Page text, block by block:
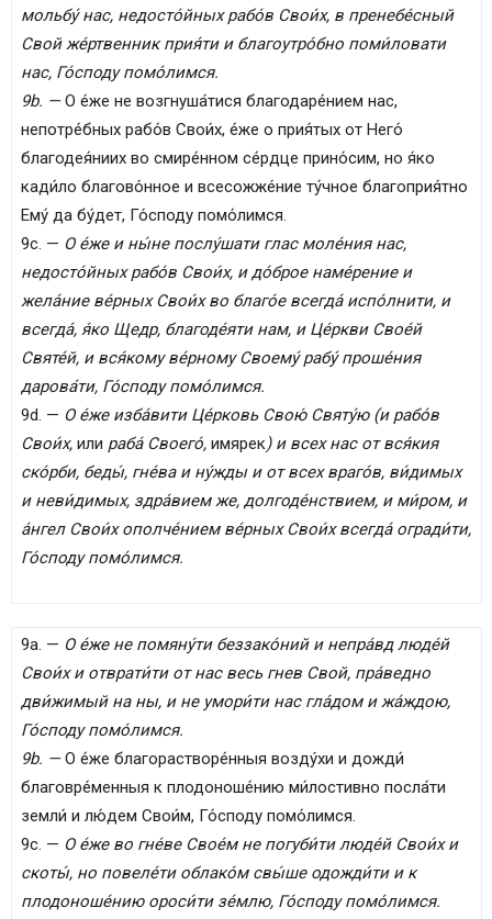
мольбу́ нас, недосто́йных рабо́в Свои́х, в пренебе́сный
Свой же́ртвенник прия́ти и благоутро́бно поми́ловати
нас, Го́споду помо́лимся.
9b. —О е́же не возгнуша́тися благодаре́нием нас,
непотре́бных рабо́в Свои́х, е́же о прия́тых от Него́
благодея́ниих во смире́нном се́рдце прино́сим, но я́ко
кади́ло благово́нное и всесожже́ние ту́чное благоприя́тно
Ему́ да бу́дет, Го́споду помо́лимся.
9c. — О е́же и ны́не послу́шати глас моле́ния нас,
недосто́йных рабо́в Свои́х, и до́брое наме́рение и
жела́ние ве́рных Свои́х во благо́е всегда́ испо́лнити, и
всегда́, я́ко Щедр, благоде́яти нам, и Це́ркви Свое́й
Святе́й, и вся́кому ве́рному Своему́ рабý проше́ния
дарова́ти, Го́споду помо́лимся.
9d. — О е́же изба́вити Це́рковь Свою́ Святу́ю (и рабо́в
Свои́х, или раба́ Своего́, имярек) и всех нас от вся́кия
ско́рби, беды́, гне́ва и ну́жды и от всех враго́в, ви́димых
и неви́димых, здра́вием же, долгоде́нствием, и ми́ром, и
а́нгел Свои́х ополче́нием ве́рных Свои́х всегда́ огради́ти,
Го́споду помо́лимся.
9a. — О е́же не помяну́ти беззако́ний и непра́вд люде́й
Свои́х и отврати́ти от нас весь гнев Свой, пра́ведно
дви́жимый на ны, и не умори́ти нас гла́дом и жа́ждою,
Го́споду помо́лимся.
9b. —О е́же благорастворе́нныя воздýхи и дожди́
благовре́менныя к плодоноше́нию ми́лостивно посла́ти
земли́ и лю́дем Свои́м, Го́споду помо́лимся.
9c. — О е́же во гне́ве Свое́м не погуби́ти люде́й Свои́х и
скоты́, но повеле́ти облако́м свы́ше одожди́ти и к
плодоноше́нию ороси́ти зе́млю, Го́споду помо́лимся.